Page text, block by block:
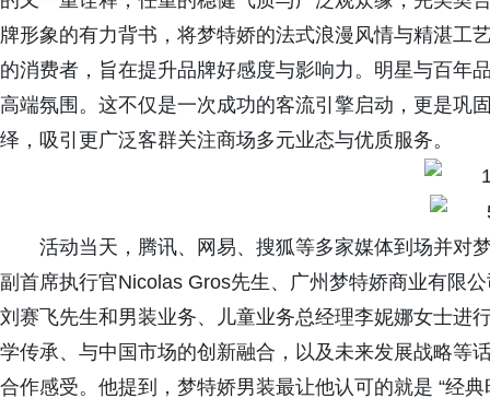
牌形象的有力背书，将梦特娇的法式浪漫风情与精湛工
的消费者，旨在提升品牌好感度与影响力。明星与百年
高端氛围。这不仅是一次成功的客流引擎启动，更是巩
绎，吸引更广泛客群关注商场多元业态与优质服务。
活动当天，腾讯、网易、搜狐等多家媒体到场并对
副首席执行官Nicolas Gros先生、广州梦特娇商业有限
刘赛飞先生和男装业务、儿童业务总经理李妮娜女士进
学传承、与中国市场的创新融合，以及未来发展战略等
合作感受。他提到，梦特娇男装最让他认可的就是 “经